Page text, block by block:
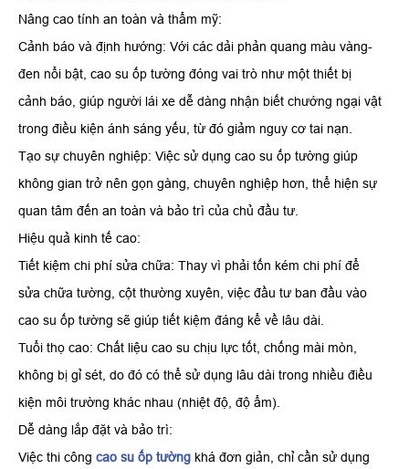
​Nâng cao tính an toàn và thẩm mỹ:
​Cảnh báo và định hướng: Với các dải phản quang màu vàng-
đen nổi bật, cao su ốp tường đóng vai trò như một thiết bị
cảnh báo, giúp người lái xe dễ dàng nhận biết chướng ngại vật
trong điều kiện ánh sáng yếu, từ đó giảm nguy cơ tai nạn.
​Tạo sự chuyên nghiệp: Việc sử dụng cao su ốp tường giúp
không gian trở nên gọn gàng, chuyên nghiệp hơn, thể hiện sự
quan tâm đến an toàn và bảo trì của chủ đầu tư.
​Hiệu quả kinh tế cao:
​Tiết kiệm chi phí sửa chữa: Thay vì phải tốn kém chi phí để
sửa chữa tường, cột thường xuyên, việc đầu tư ban đầu vào
cao su ốp tường sẽ giúp tiết kiệm đáng kể về lâu dài.
​Tuổi thọ cao: Chất liệu cao su chịu lực tốt, chống mài mòn,
không bị gỉ sét, do đó có thể sử dụng lâu dài trong nhiều điều
kiện môi trường khác nhau (nhiệt độ, độ ẩm).
​Dễ dàng lắp đặt và bảo trì:
​Việc thi công cao su ốp tường khá đơn giản, chỉ cần sử dụng